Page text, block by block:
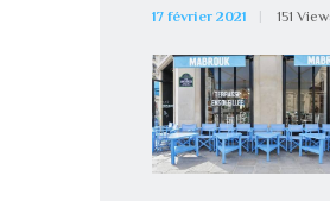
17 février 2021 151